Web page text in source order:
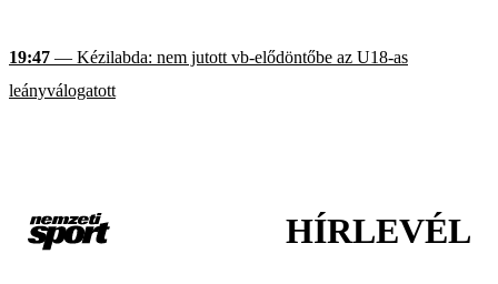
19:47 — Kézilabda: nem jutott vb-elődöntőbe az U18-as
leányválogatott
HÍRLEVÉL